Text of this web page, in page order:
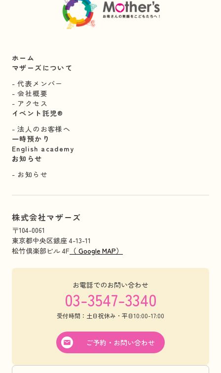
ホーム
マザーズについて
代表メンバー
会社概要
アクセス
イベント託児®︎
法人のお客様へ
一時預かり
English academy
お知らせ
お知らせ
株式会社マザーズ
〒104-0061
東京都中央区銀座 4-13-11
松竹倶楽部ビル 4F （ Google MAP）
お電話でのお問い合わせ
03-3547-3340
受付時間：土日祝休み・平日10:00-17:00
ご予約・お問い合わせ